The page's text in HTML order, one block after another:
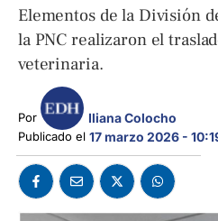
Elementos de la División
la PNC realizaron el
veterinaria.
Por Iliana Colocho
Publicado el 17 marzo 2026 -